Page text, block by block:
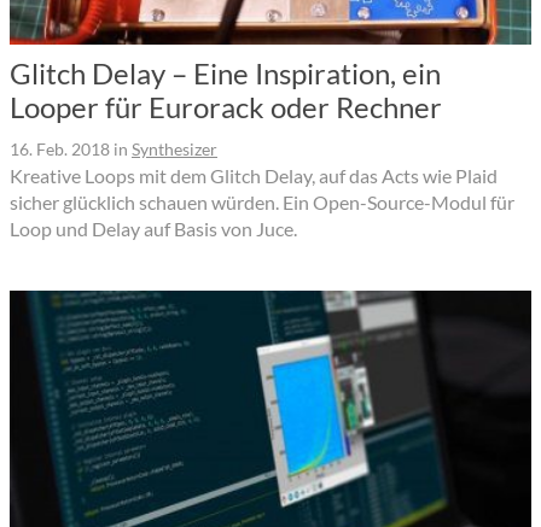
Glitch Delay – Eine Inspiration, ein
Looper für Eurorack oder Rechner
16. Feb. 2018 in Synthesizer
Kreative Loops mit dem Glitch Delay, auf das Acts wie Plaid
sicher glücklich schauen würden. Ein Open-Source-Modul für
Loop und Delay auf Basis von Juce.